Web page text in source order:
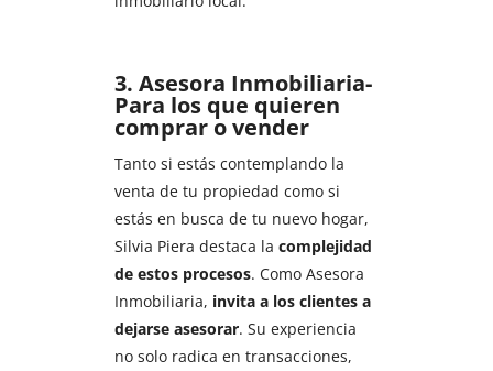
3. Asesora Inmobiliaria-
Para los que quieren
comprar o vender
Tanto si estás contemplando la
venta de tu propiedad como si
estás en busca de tu nuevo hogar,
Silvia Piera destaca la complejidad
de estos procesos. Como Asesora
Inmobiliaria, invita a los clientes a
dejarse asesorar. Su experiencia
no solo radica en transacciones,